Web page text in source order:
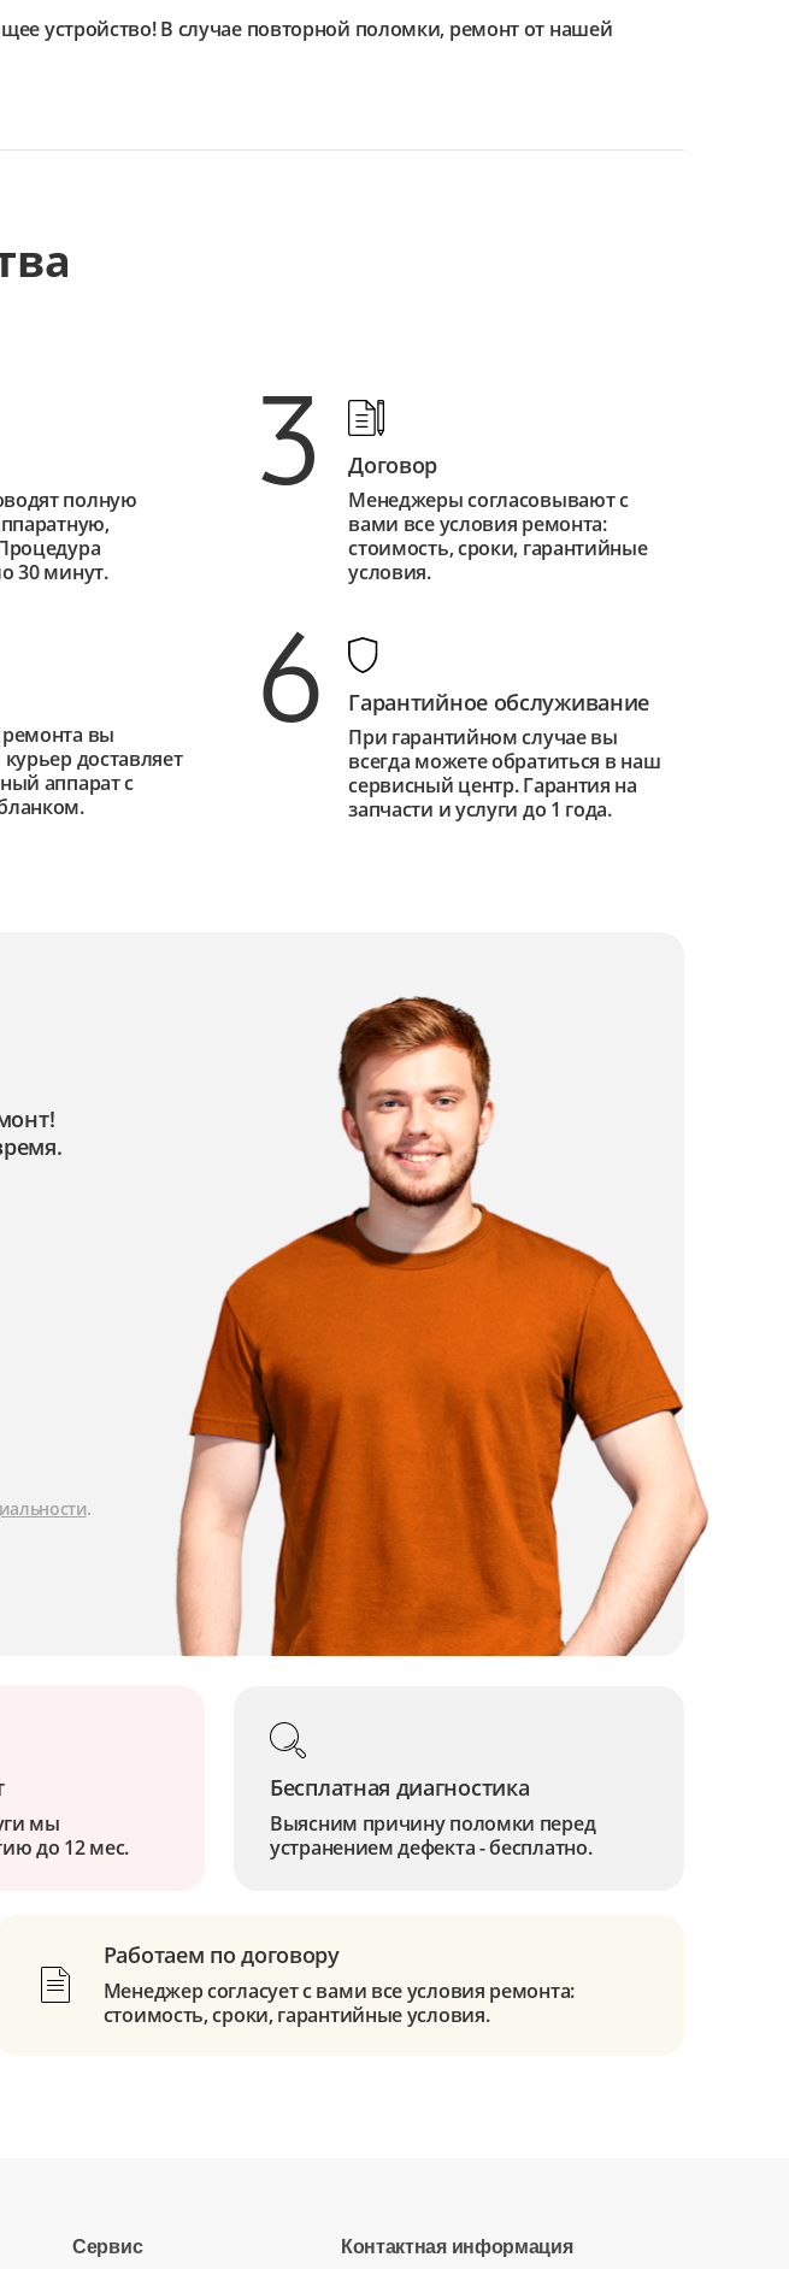
устройство! В случае повторной поломки, ремонт от нашей
полную
30 минут.
3 Договор
Менеджеры согласовывают с
вами все условия ремонта:
стоимость, сроки, гарантийные
условия.
вы
доставляет
аппарат с
6 Гарантийное обслуживание
При гарантийном случае вы
всегда можете обратиться в наш
сервисный центр. Гарантия на
запчасти и услуги до 1 года.
.
мы
до 12 мес.
Бесплатная диагностика
Выясним причину поломки перед
устранением дефекта - бесплатно.
Работаем по договору
Менеджер согласует с вами все условия ремонта:
стоимость, сроки, гарантийные условия.
Сервис Контактная информация